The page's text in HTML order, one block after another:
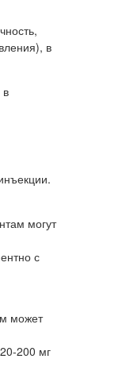
в
в
могут
с
может
200 мг